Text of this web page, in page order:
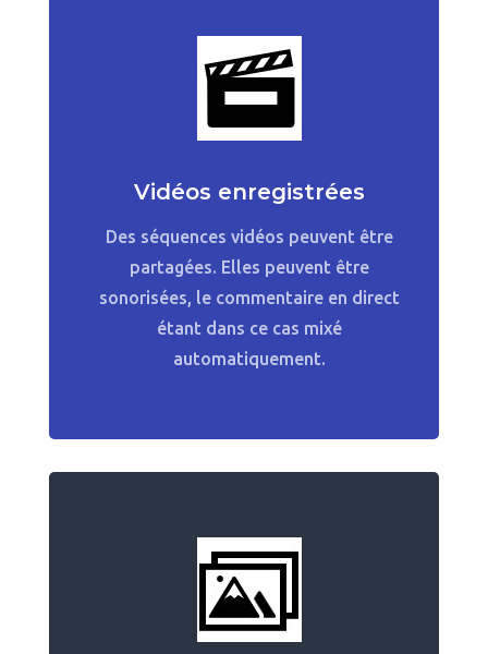
Vidéos enregistrées
Des séquences vidéos peuvent être
partagées. Elles peuvent être
sonorisées, le commentaire en direct
étant dans ce cas mixé
automatiquement.